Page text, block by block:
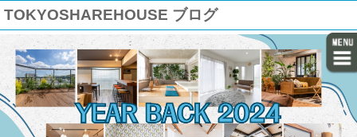
TOKYOSHAREHOUSE ブログ